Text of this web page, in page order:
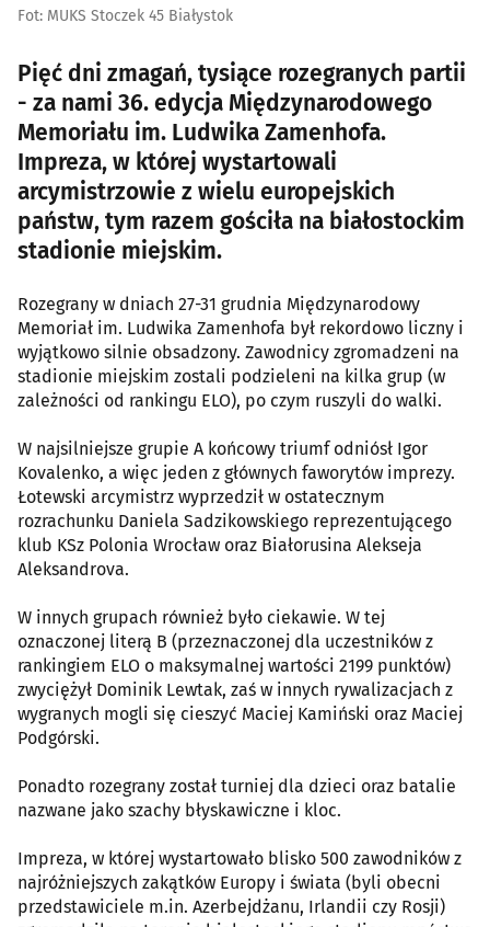
Fot: MUKS Stoczek 45 Białystok
Pięć dni zmagań, tysiące rozegranych partii
- za nami 36. edycja Międzynarodowego
Memoriału im. Ludwika Zamenhofa.
Impreza, w której wystartowali
arcymistrzowie z wielu europejskich
państw, tym razem gościła na białostockim
stadionie miejskim.
Rozegrany w dniach 27-31 grudnia Międzynarodowy
Memoriał im. Ludwika Zamenhofa był rekordowo liczny i
wyjątkowo silnie obsadzony. Zawodnicy zgromadzeni na
stadionie miejskim zostali podzieleni na kilka grup (w
zależności od rankingu ELO), po czym ruszyli do walki.
W najsilniejsze grupie A końcowy triumf odniósł Igor
Kovalenko, a więc jeden z głównych faworytów imprezy.
Łotewski arcymistrz wyprzedził w ostatecznym
rozrachunku Daniela Sadzikowskiego reprezentującego
klub KSz Polonia Wrocław oraz Białorusina Alekseja
Aleksandrova.
W innych grupach również było ciekawie. W tej
oznaczonej literą B (przeznaczonej dla uczestników z
rankingiem ELO o maksymalnej wartości 2199 punktów)
zwyciężył Dominik Lewtak, zaś w innych rywalizacjach z
wygranych mogli się cieszyć Maciej Kamiński oraz Maciej
Podgórski.
Ponadto rozegrany został turniej dla dzieci oraz batalie
nazwane jako szachy błyskawiczne i kloc.
Impreza, w której wystartowało blisko 500 zawodników z
najróżniejszych zakątków Europy i świata (byli obecni
przedstawiciele m.in. Azerbejdżanu, Irlandii czy Rosji)